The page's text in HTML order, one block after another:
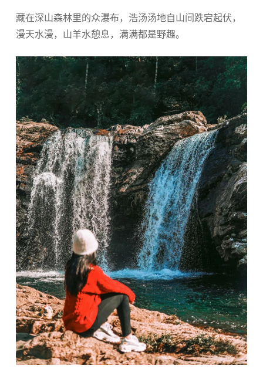
藏在深山森林里的众瀑布，浩汤汤地自山间跌宕起伏，
漫天水漫，山羊水憩息，满满都是野趣。